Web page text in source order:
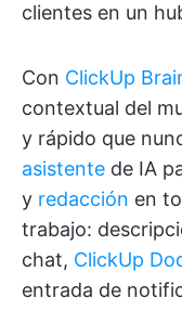
clientes en un
Con ClickUp
contextual del
y rápido que
asistente de IA
y redacción en
trabajo:
chat, ClickUp
entrada de